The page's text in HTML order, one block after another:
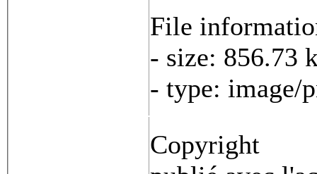
File
- size: 856.73
- type: image/
Copyright